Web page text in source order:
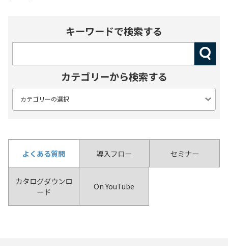
キーワードで検索する
カテゴリーから検索する
よくある質問 導入フロー セミナー
カタログダウンロ
ード
On YouTube